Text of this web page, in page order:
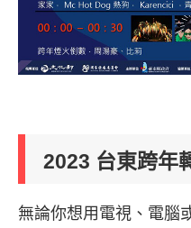
2023 台東跨年
無論你想用電視、電腦